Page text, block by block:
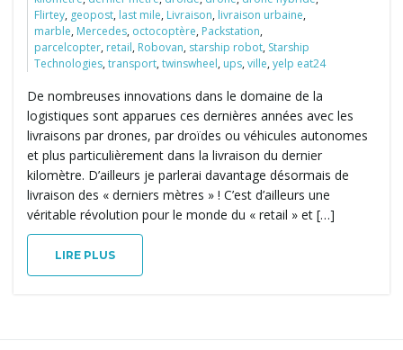
Flirtey, geopost, last mile, Livraison, livraison urbaine,
marble, Mercedes, octocoptère, Packstation,
parcelcopter, retail, Robovan, starship robot, Starship
Technologies,transport,twinswheel, ups,ville,yelp eat24
De nombreuses innovations dans le domaine de la
logistiques sont apparues ces dernières années avec les
livraisons par drones, par droïdes ou véhicules autonomes
et plus particulièrement dans la livraison du dernier
kilomètre. D’ailleurs je parlerai davantage désormais de
livraison des « derniers mètres » ! C’est d’ailleurs une
véritable révolution pour le monde du « retail » et […]
LIRE PLUS